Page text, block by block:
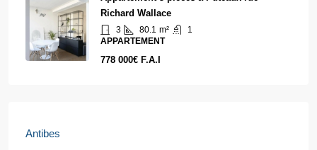
Richard Wallace
3 80.1 m²
1
APPARTEMENT
778 000€ F.A.I
Antibes